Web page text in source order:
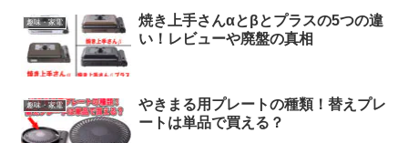
趣味・家電
焼き上手さんαとβとプラスの5つの違
い！レビューや廃盤の真相
趣味・家電
やきまる用プレートの種類！替えプレ
ートは単品で買える？